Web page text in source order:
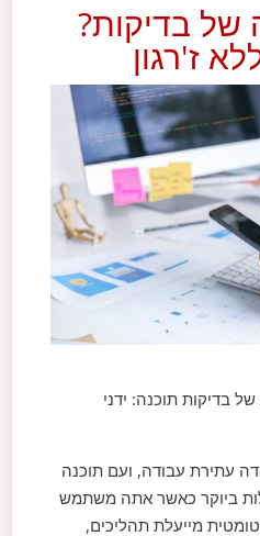
של בדיקות?
ז'רגון
של בדיקות תוכנה: ידני
עתירת עבודה, ועם תוכנה
ביוקר כאשר אתה משתמש
מייעלת תהליכים,